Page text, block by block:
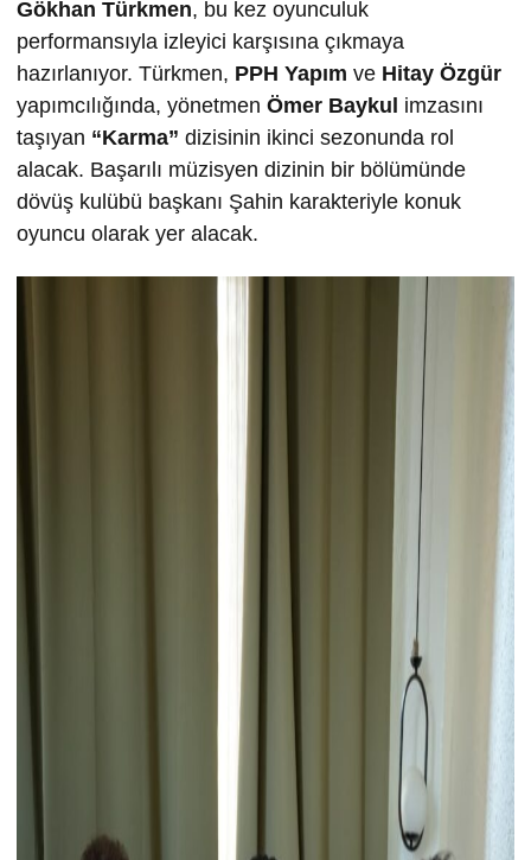
Gökhan Türkmen, bu kez oyunculuk
performansıyla izleyici karşısına çıkmaya
hazırlanıyor. Türkmen, PPH Yapım ve Hitay Özgür
yapımcılığında, yönetmen Ömer Baykul imzasını
taşıyan “Karma” dizisinin ikinci sezonunda rol
alacak. Başarılı müzisyen dizinin bir bölümünde
dövüş kulübü başkanı Şahin karakteriyle konuk
oyuncu olarak yer alacak.